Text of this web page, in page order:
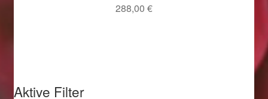
Weihnachtsangebote 2018
288,00 €
Aktive Filter